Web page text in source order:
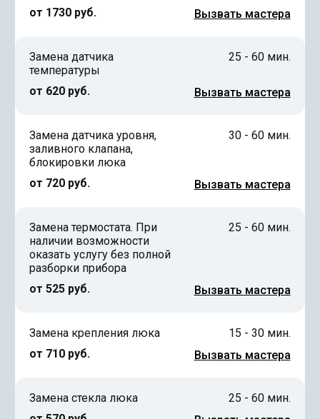
от 1730 руб.
Вызвать мастера
Замена датчика
температуры
от 620 руб.
25 - 60 мин.
Вызвать мастера
Замена датчика уровня,
заливного клапана,
блокировки люка
от 720 руб.
30 - 60 мин.
Вызвать мастера
Замена термостата. При
наличии возможности
оказать услугу без полной
разборки прибора
от 525 руб.
25 - 60 мин.
Вызвать мастера
Замена крепления люка
от 710 руб.
15 - 30 мин.
Вызвать мастера
Замена стекла люка
25 - 60 мин.